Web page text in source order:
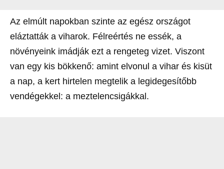
Az elmúlt napokban szinte az egész országot
eláztatták a viharok. Félreértés ne essék, a
növényeink imádják ezt a rengeteg vizet. Viszont
van egy kis bökkenő: amint elvonul a vihar és kisüt
a nap, a kert hirtelen megtelik a legidegesítőbb
vendégekkel: a meztelencsigákkal.